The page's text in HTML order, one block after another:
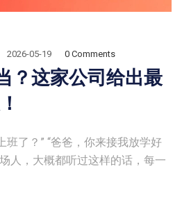
2026-05-19 0 Comments
？这家公司给出最
班了？” “爸爸，你来接我放学好
人，大概都听过这样的话，每一